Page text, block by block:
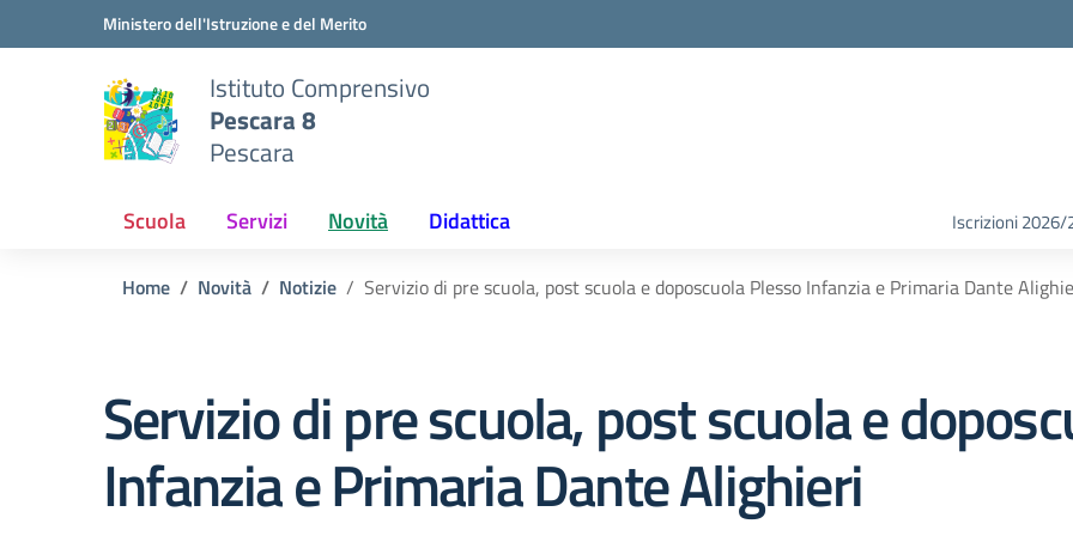
Vai ai contenuti
Vai al menu di navigazioneMinistero dell'Istruzione e del Merito
Istituto Comprensivo
Pescara 8
Pescara
Scuola Servizi Novità Didattica Iscrizioni 2026/
Home Novità Notizie Servizio di pre scuola, post scuola e doposcuola Plesso Infanzia e Primaria Dante
Servizio di pre scuola, post scuola e
Infanzia e Primaria Dante Alighieri